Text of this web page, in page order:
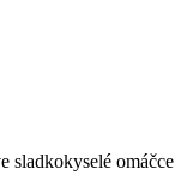
sladkokyselé omáčce